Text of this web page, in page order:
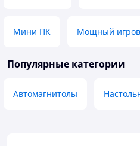
Мини ПК Мощный
Популярные категории
Автомагнитолы